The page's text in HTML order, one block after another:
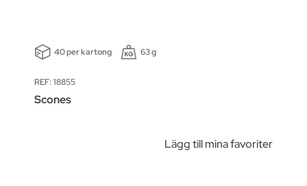
40 per kartong 63 g
REF: 18855
Scones
Lägg till mina favoriter